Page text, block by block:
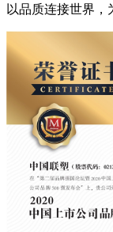
以品质连接世界，